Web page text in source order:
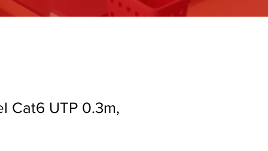
Cat6 UTP 0.3m,